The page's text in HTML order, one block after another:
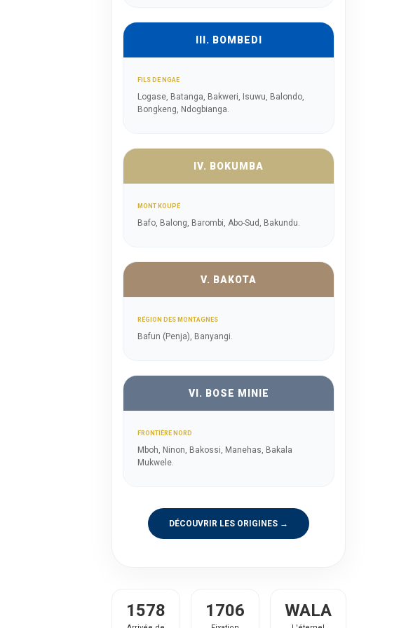
III. BOMBEDI
FILS DE NGAE
Logase, Batanga, Bakweri, Isuwu, Balondo,
Bongkeng, Ndogbianga.
IV. BOKUMBA
MONT KOUPÉ
Bafo, Balong, Barombi, Abo-Sud, Bakundu.
V. BAKOTA
RÉGION DES MONTAGNES
Bafun (Penja), Banyangi.
VI. BOSE MINIE
FRONTIÈRE NORD
Mboh, Ninon, Bakossi, Manehas, Bakala
Mukwele.
DÉCOUVRIR LES ORIGINES →
1578 1706 WALA